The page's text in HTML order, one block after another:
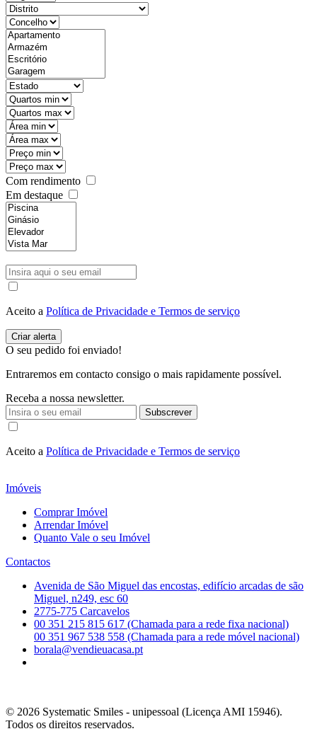
Com rendimento
Em destaque
Aceito a Política de Privacidade e Termos de serviço
O seu pedido foi enviado!
Entraremos em contacto consigo o mais rapidamente possível.
Receba a nossa newsletter.
Subscrever
Aceito a Política de Privacidade e Termos de serviço
Imóveis
Comprar Imóvel
Arrendar Imóvel
Quanto Vale o seu Imóvel
Contactos
Avenida de São Miguel das encostas, edifício arcadas de são
Miguel, n249, esc 60
2775-775 Carcavelos
00 351 215 815 617 (Chamada para a rede fixa nacional)
00 351 967 538 558 (Chamada para a rede móvel nacional)
borala@vendieuacasa.pt
© 2026 Systematic Smiles - unipessoal (Licença AMI 15946).
Todos os direitos reservados.